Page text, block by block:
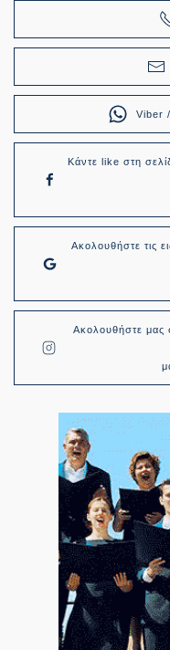
Viber
Κάντε like στη
Ακολουθήστε τις
Ακολουθήστε μας